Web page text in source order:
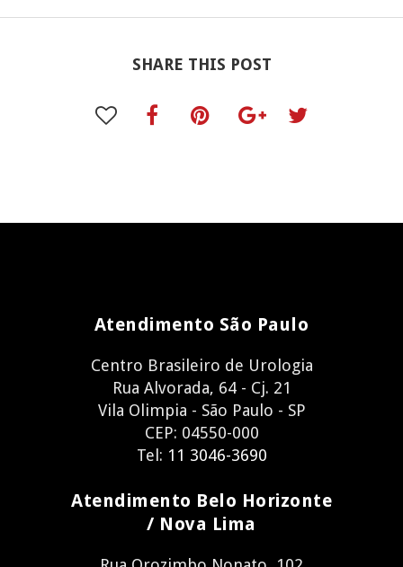
SHARE THIS POST
Atendimento São Paulo
Centro Brasileiro de Urologia
Rua Alvorada, 64 - Cj. 21
Vila Olimpia - São Paulo - SP
CEP: 04550-000
Tel: 11 3046-3690
Atendimento Belo Horizonte
/ Nova Lima